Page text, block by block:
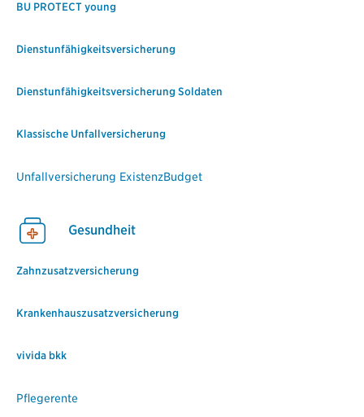
BU PROTECT young
Dienstunfähigkeitsversicherung
Dienstunfähigkeitsversicherung Soldaten
Klassische Unfallversicherung
Unfallversicherung ExistenzBudget
Gesundheit
Zahnzusatzversicherung
Krankenhauszusatzversicherung
vivida bkk
Pflegerente